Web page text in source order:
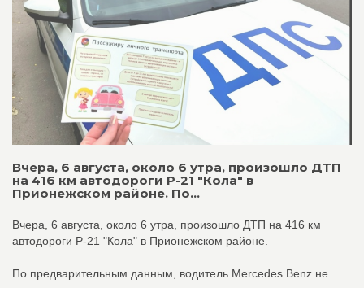
Вчера, 6 августа, около 6 утра, произошло ДТП
на 416 км автодороги Р-21 "Кола" в
Прионежском районе. По...
Вчера, 6 августа, около 6 утра, произошло ДТП на 416 км
автодороги Р-21 "Кола" в Прионежском районе.
По предварительным данным, водитель Mercedes Benz не